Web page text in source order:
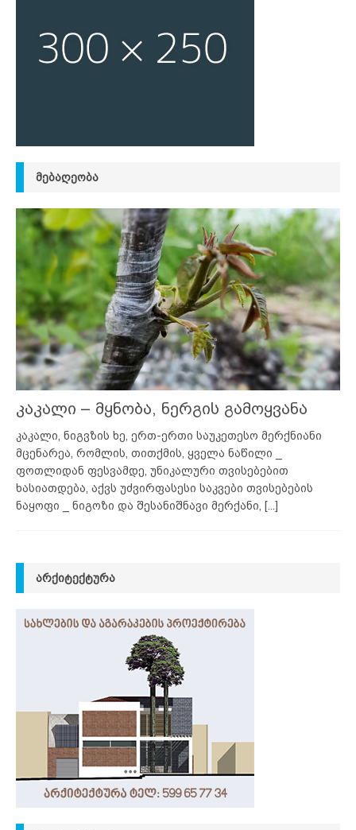
ᲛᲔᲑᲐᲦᲔᲝᲑᲐ
კაკალი – მყნობა, ნერგის გამოყვანა
კაკალი, ნიგვზის ხე, ერთ-ერთი საუკეთესო მერქნიანი
მცენარეა, რომლის, თითქმის, ყველა ნაწილი _
ფოთლიდან ფესვამდე, უნიკალური თვისებებით
ხასიათდება, აქვს უძვირფასესი საკვები თვისებების
ნაყოფი _ ნიგოზი და შესანიშნავი მერქანი,
[...]
ᲐᲠᲥᲘᲢᲔᲥᲢᲣᲠᲐ